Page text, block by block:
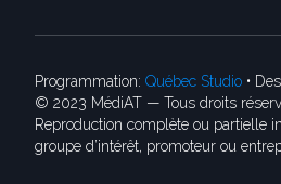
Programmation: Québec Studio •
© 2023 MédiAT — Tous droits
Reproduction complète ou partielle
groupe d’intérêt, promoteur ou